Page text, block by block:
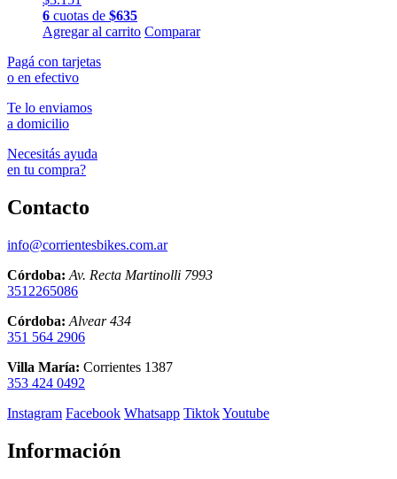
6 cuotas de $635
Agregar al carrito Comparar
Pagá con tarjetas
o en efectivo
Te lo enviamos
a domicilio
Necesitás ayuda
en tu compra?
Contacto
info@corrientesbikes.com.ar
Córdoba: Av. Recta Martinolli 7993
3512265086
Córdoba: Alvear 434
351 564 2906
Villa María: Corrientes 1387
353 424 0492
Instagram Facebook Whatsapp TiktokYoutube
Información